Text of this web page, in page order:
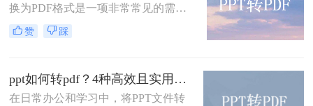
换为PDF格式是一项非常常见的需
求。PDF格式因其跨平台兼容性强、
文件体积小、易于阅读和打印等特
将PPT转换为PDF的方法。
赞 踩
ppt如何转pdf？4种高效且实用的方法详解！
在日常办公和学习中，将PPT文件转